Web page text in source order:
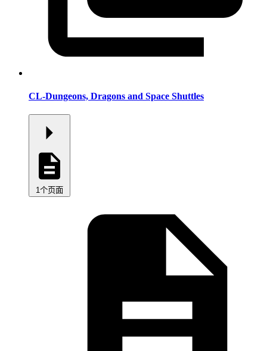
CL-Dungeons, Dragons and Space Shuttles
1个页面